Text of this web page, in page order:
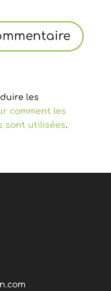
les
comment les
sont utilisées.